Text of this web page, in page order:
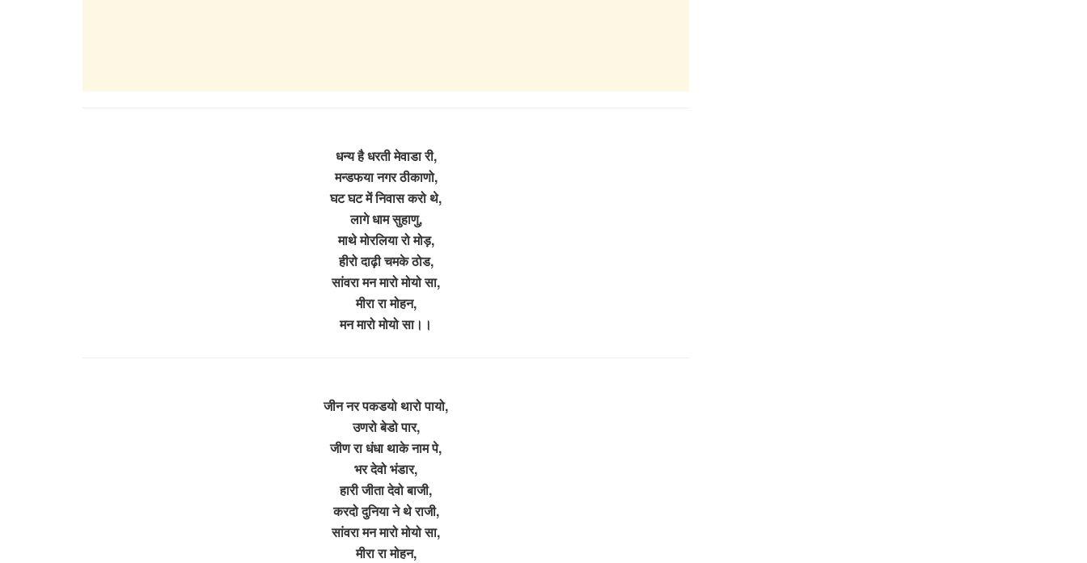
धन्य है धरती मेवाडा री,
मन्डफया नगर ठीकाणो,
घट घट में निवास करो थे,
लागे धाम सुहाणु,
माथे मोरलिया रो मोड़,
हीरो दाढ़ी चमके ठोड,
सांवरा मन मारो मोयो सा,
मीरा रा मोहन,
मन मारो मोयो सा।।
जीन नर पकडयो थारो पायो,
उणरो बेडो पार,
जीण रा धंधा थाके नाम पे,
भर देवो भंडार,
हारी जीता देवो बाजी,
करदो दुनिया ने थे राजी,
सांवरा मन मारो मोयो सा,
मीरा रा मोहन,